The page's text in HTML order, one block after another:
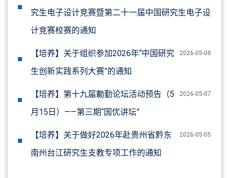
究生电子设计竞赛暨第二十一届中国研究生电子设
计竞赛校赛的通知
2026-05-08
【培养】关于组织参加2026年“中国研究
生创新实践系列大赛”的通知
2026-05-07
【培养】第十九届勷勤论坛活动预告（5
月15日）——第三期“国优讲坛”
2026-05-05
【培养】关于做好2026年赴贵州省黔东
南州台江研究生支教专项工作的通知